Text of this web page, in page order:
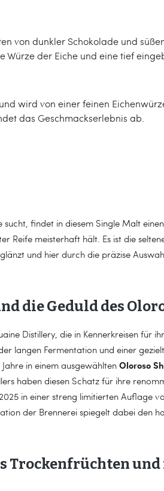
von dunkler Schokolade und
der Eiche und eine tief
wird von einer feinen
das Geschmackserlebnis ab.
findet in diesem Single Malt
Reife meisterhaft hält. Es ist die
und hier durch die präzise
die Geduld des
Distillery, die in Kennerkreisen für
langen Fermentation und einer
in einem ausgewählten Oloroso
haben diesen Schatz für ihre
in einer streng limitierten Auflage
der Brennerei spiegelt dabei den
Trockenfrüchten